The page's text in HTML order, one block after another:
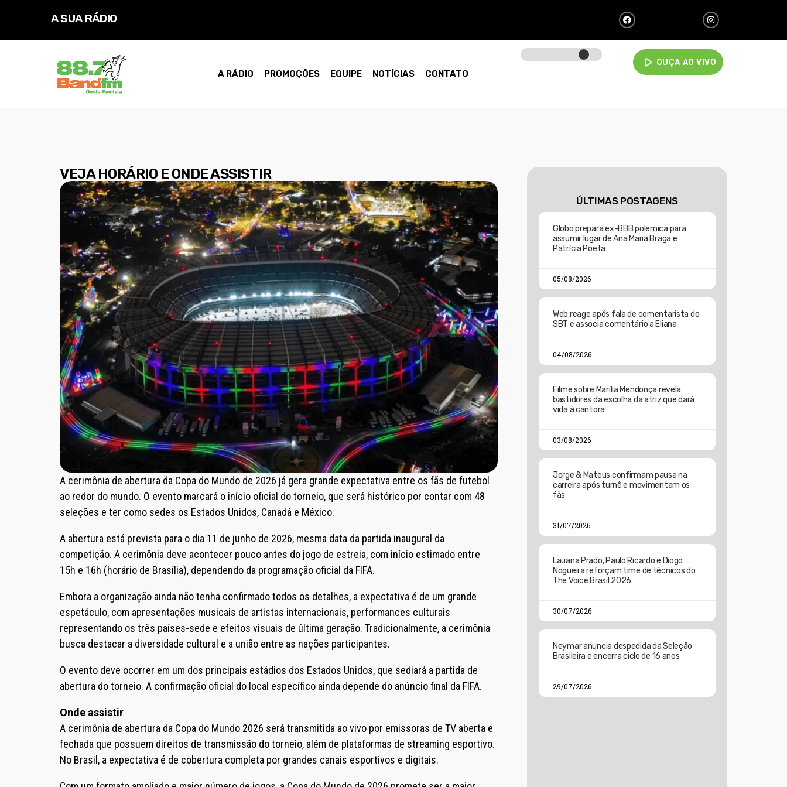
A SUA RÁDIO
A RÁDIO PROMOÇÕES EQUIPE NOTÍCIAS CONTATO
play_arrow OUÇA AO VIVO
VEJA HORÁRIO E ONDE ASSISTIR
A cerimônia de abertura da Copa do Mundo de 2026 já gera grande expectativa entre os fãs de futebol
ao redor do mundo. O evento marcará o início oficial do torneio, que será histórico por contar com 48
seleções e ter como sedes os Estados Unidos, Canadá e México.
A abertura está prevista para o dia 11 de junho de 2026, mesma data da partida inaugural da
competição. A cerimônia deve acontecer pouco antes do jogo de estreia, com início estimado entre
15h e 16h (horário de Brasília), dependendo da programação oficial da FIFA.
Embora a organização ainda não tenha confirmado todos os detalhes, a expectativa é de um grande
espetáculo, com apresentações musicais de artistas internacionais, performances culturais
representando os três países-sede e efeitos visuais de última geração. Tradicionalmente, a cerimônia
busca destacar a diversidade cultural e a união entre as nações participantes.
O evento deve ocorrer em um dos principais estádios dos Estados Unidos, que sediará a partida de
abertura do torneio. A confirmação oficial do local específico ainda depende do anúncio final da FIFA.
Onde assistir
A cerimônia de abertura da Copa do Mundo 2026 será transmitida ao vivo por emissoras de TV aberta e
fechada que possuem direitos de transmissão do torneio, além de plataformas de streaming esportivo.
No Brasil, a expectativa é de cobertura completa por grandes canais esportivos e digitais.
ÚLTIMAS POSTAGENS
Globo prepara ex-BBB polemica para
assumir lugar de Ana Maria Braga e
Patrícia Poeta
05/08/2026
Web reage após fala de comentarista do
SBT e associa comentário a Eliana
04/08/2026
Filme sobre Marília Mendonça revela
bastidores da escolha da atriz que dará
vida à cantora
03/08/2026
Jorge & Mateus confirmam pausa na
carreira após turnê e movimentam os
fãs
31/07/2026
Lauana Prado, Paulo Ricardo e Diogo
Nogueira reforçam time de técnicos do
The Voice Brasil 2026
30/07/2026
Neymar anuncia despedida da Seleção
Brasileira e encerra ciclo de 16 anos
29/07/2026